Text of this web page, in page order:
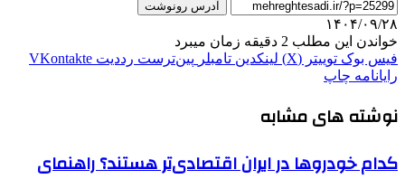
آدرس رونوشت
۱۴۰۴/۰۹/۲۸
خواندن این مطلب 2 دقیقه زمان میبرد
فیس بوک توییتر (X) لینکدین ‫تامبلر ‫پین‌ترست ‫رددیت ‫VKontakte
رایانامه چاپ
نوشته های مشابه
کدام خودروها در ایران اقتصادی‌تر هستند؟ راهنمای